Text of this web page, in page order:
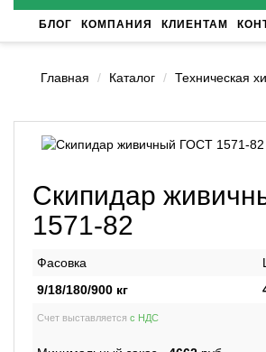
БЛОГ КОМПАНИЯ КЛИЕНТАМ
Главная Каталог Техническая
Скипидар
1571-82
Фасовка
9/18/180/900 кг
Счет выставляется с НДС